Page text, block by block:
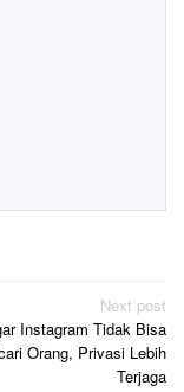
Next post
Instagram Tidak Bisa
Orang, Privasi Lebih
Terjaga